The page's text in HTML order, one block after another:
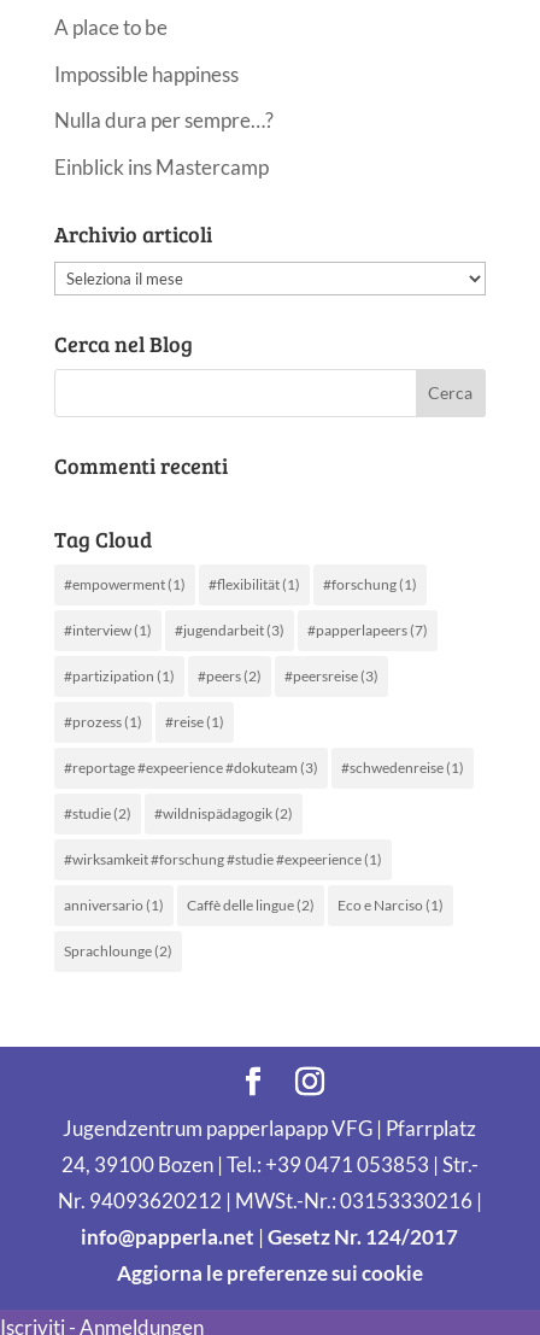
A place to be
Impossible happiness
Nulla dura per sempre…?
Einblick ins Mastercamp
Archivio articoli
Archivio
Cerca nel Blog
Commenti recenti
Tag Cloud
#empowerment(1) #flexibilität(1) #forschung(1)
#interview(1) #jugendarbeit(3) #papperlapeers(7)
#partizipation (1) #peers(2) #peersreise(3)
#prozess(1) #reise(1)
#reportage #expeerience #dokuteam (3) #schwedenreise(1)
#studie(2) #wildnispädagogik(2)
#wirksamkeit #forschung #studie #expeerience(1)
anniversario (1) Caffè delle lingue(2) Eco e Narciso (1)
Sprachlounge(2)
Jugendzentrum papperlapapp VFG | Pfarrplatz
24, 39100 Bozen | Tel.: +39 0471 053853 | Str.-
Nr. 94093620212 | MWSt.-Nr.: 03153330216 |
info@papperla.net |Gesetz Nr. 124/2017
Aggiorna le preferenze sui cookie
Iscriviti - Anmeldungen